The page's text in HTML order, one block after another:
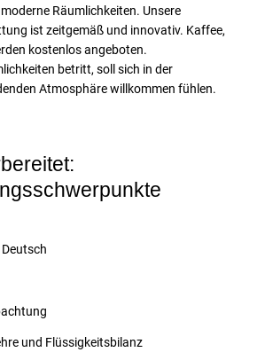
Räumlichkeiten. Unsere
ist zeitgemäß und innovativ. Kaffee,
kostenlos angeboten.
betritt, soll sich in der
Atmosphäre willkommen fühlen.
und Flüssigkeitsbilanz